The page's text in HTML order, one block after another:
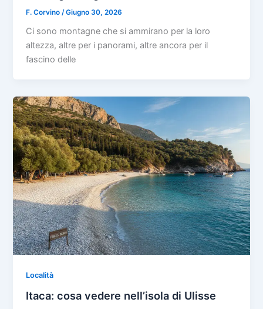
F. Corvino /Giugno 30, 2026
Ci sono montagne che si ammirano per la loro
altezza, altre per i panorami, altre ancora per il
fascino delle
Località
Itaca: cosa vedere nell’isola di Ulisse